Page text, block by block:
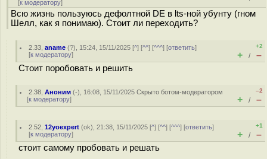
[к модератору]
Всю жизнь пользуюсь дефолтной DE в lts-ной убунту (гном
Шелл, как я понимаю). Стоит ли переходить?
2.33 ,aname (?), 15:24, 15/11/2025 [^] [^^] [^^^] [ответить]
[к модератору]
+2
+ / –
Стоит поробовать и решить
2.38 ,Аноним (-), 16:08, 15/11/2025Скрыто ботом-модератором
[к модератору]
–2
+ / –
2.52 ,12yoexpert (ok), 21:38, 15/11/2025 [^] [^^] [^^^] [ответить]
[к модератору]
+1
+ / –
стоит самому пробовать и решать